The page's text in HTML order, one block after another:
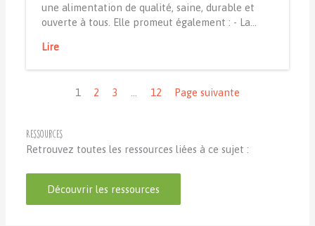
une alimentation de qualité, saine, durable et
ouverte à tous. Elle promeut également : - La…
Lire
1
2 3 12 Page suivante
Ressources
Retrouvez toutes les ressources liées à ce sujet :
Découvrir les ressources